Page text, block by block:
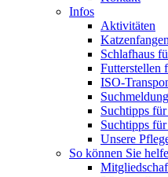
Infos
Aktivitäten
Katzenfangen
Schlafhaus
Futterstellen
ISO-
Suchmeldung
Suchtipps
Suchtipps
Unsere
So können Sie